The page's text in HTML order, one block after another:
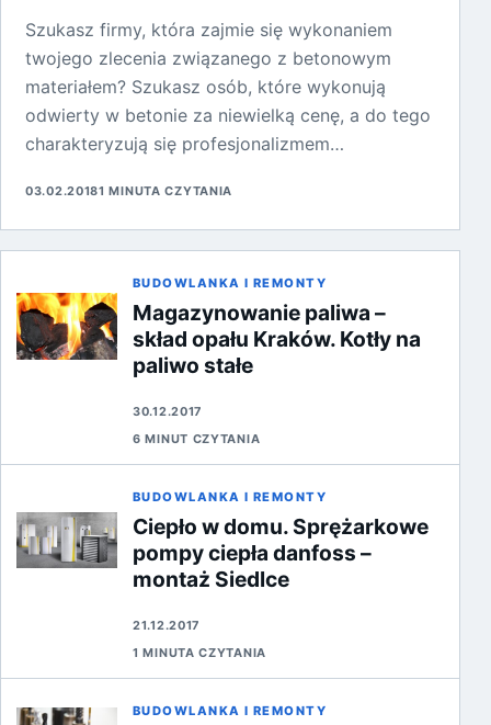
Szukasz firmy, która zajmie się wykonaniem
twojego zlecenia związanego z betonowym
materiałem? Szukasz osób, które wykonują
odwierty w betonie za niewielką cenę, a do tego
charakteryzują się profesjonalizmem…
03.02.20181 MINUTA CZYTANIA
BUDOWLANKA I REMONTY
Magazynowanie paliwa –
skład opału Kraków. Kotły na
paliwo stałe
30.12.2017
6 MINUT CZYTANIA
BUDOWLANKA I REMONTY
Ciepło w domu. Sprężarkowe
pompy ciepła danfoss –
montaż Siedlce
21.12.2017
1 MINUTA CZYTANIA
BUDOWLANKA I REMONTY